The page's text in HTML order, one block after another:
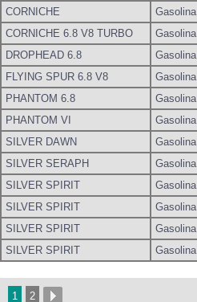
CORNICHE
Gasolina
CORNICHE 6.8 V8 TURBO
Gasolina
DROPHEAD 6.8
Gasolina
FLYING SPUR 6.8 V8
Gasolina
PHANTOM 6.8
Gasolina
PHANTOM VI
Gasolina
SILVER DAWN
Gasolina
SILVER SERAPH
Gasolina
SILVER SPIRIT
Gasolina
SILVER SPIRIT
Gasolina
SILVER SPIRIT
Gasolina
SILVER SPIRIT
Gasolina
1 2